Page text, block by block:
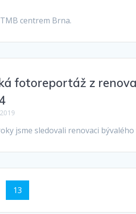
centrem Brna.
fotoreportáž z
jsme sledovali renovaci
Stránka
13